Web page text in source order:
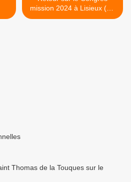
mission 2024 à Lisieux (2).
>
Thomas de la Touques sur le